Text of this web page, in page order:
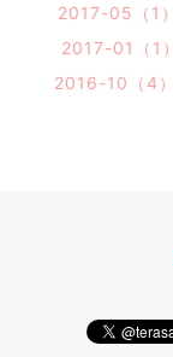
2017-05（1）
2017-01（1）
2016-10（4）